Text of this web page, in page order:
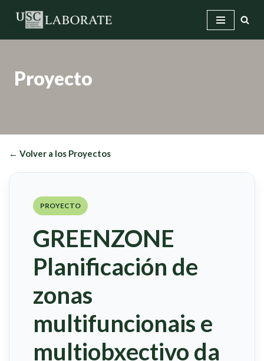
Saltar
Proyecto
← Volver a los Proyectos
PROYECTO
GREENZONE
Planificación de
zonas
multifuncionais e
multiobxectivo da